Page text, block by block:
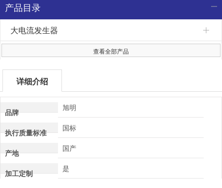
产品目录
大电流发生器
查看全部产品
详细介绍
品牌 旭明
执行质量标准 国标
产地 国产
加工定制 是